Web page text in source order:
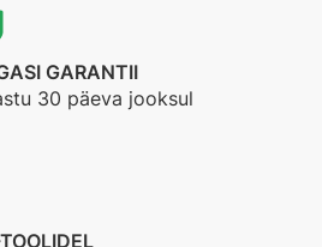
GARANTII
30 päeva jooksul